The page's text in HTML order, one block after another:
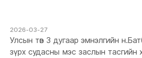
2026-03-27
Улсын төв 3 дугаар эмнэлгийн
зүрх судасны мэс заслын